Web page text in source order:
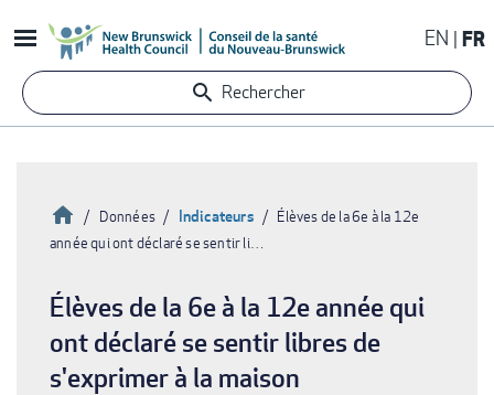
au
contenu
principal
EN FR
Rechercher
d'Ariane
Accueil
Données Indicateurs
Élèves de la 6e à la 12e
année qui ont déclaré se sentir li…
Élèves de la 6e à la 12e année qui
ont déclaré se sentir libres de
s'exprimer à la maison